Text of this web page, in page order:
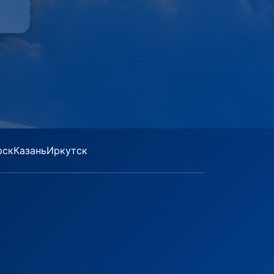
КазаньИркутск